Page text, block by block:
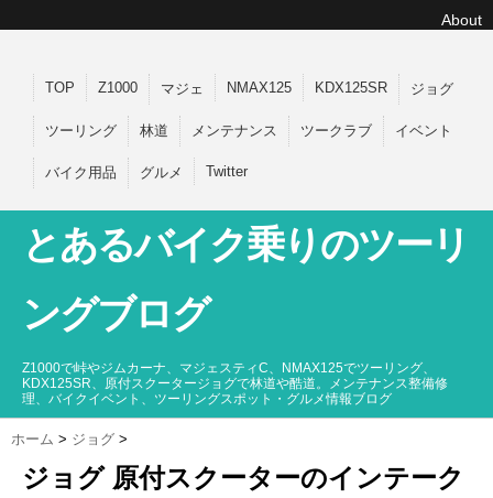
About
TOP Z1000 マジェ NMAX125 KDX125SR ジョグ
ツーリング 林道 メンテナンス ツークラブ イベント
バイク用品 グルメ Twitter
とあるバイク乗りのツーリ
ングブログ
Z1000で峠やジムカーナ、マジェスティC、NMAX125でツーリング、
KDX125SR、原付スクータージョグで林道や酷道。メンテナンス整備修
理、バイクイベント、ツーリングスポット・グルメ情報ブログ
ホーム > ジョグ >
ジョグ 原付スクーターのインテーク